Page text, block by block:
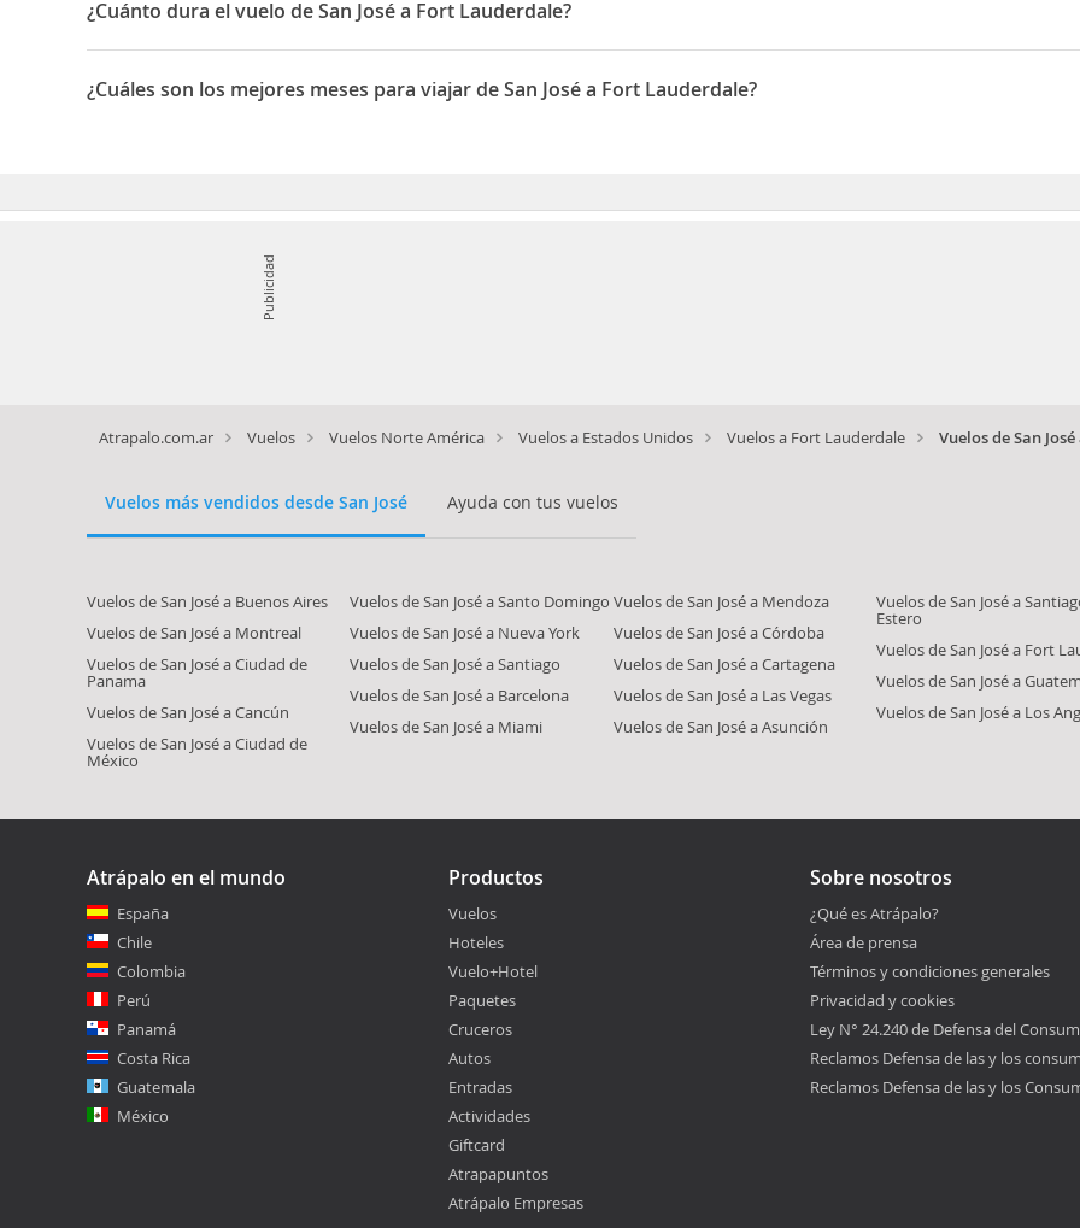
¿Cuánto dura el vuelo de San José a Fort Lauderdale?
La duración media para viajar entre San José y Fort Lauderdale es 02:49
¿Cuáles son los mejores meses para viajar de San José a Fort Lauderdale?
Publicidad
Atrapalo.com.ar Vuelos Vuelos Norte América Vuelos a Estados Unidos Vuelos a Fort Lauderdale Vuelos de San
Vuelos más vendidos desde San José Ayuda con tus vuelos
Vuelos de San José a Buenos Aires
Vuelos de San José a Montreal
Vuelos de San José a Ciudad de
Panama
Vuelos de San José a Cancún
Vuelos de San José a Ciudad de
México
Vuelos de San José a Santo Domingo
Vuelos de San José a Nueva York
Vuelos de San José a Santiago
Vuelos de San José a Barcelona
Vuelos de San José a Miami
Vuelos de San José a Mendoza
Vuelos de San José a Córdoba
Vuelos de San José a Cartagena
Vuelos de San José a Las Vegas
Vuelos de San José a Asunción
Vuelos de San José a
Estero
Vuelos de San José a Fort
Vuelos de San José a
Vuelos de San José a Los
Atrápalo en el mundo
España
Chile
Colombia
Perú
Panamá
Costa Rica
Guatemala
México
Productos
Vuelos
Hoteles
Vuelo+Hotel
Paquetes
Cruceros
Autos
Entradas
Actividades
Giftcard
Atrapapuntos
Atrápalo Empresas
Sobre nosotros
¿Qué es Atrápalo?
Área de prensa
Términos y condiciones generales
Privacidad y cookies
Ley N° 24.240 de Defensa del
Reclamos Defensa de las y los
Reclamos Defensa de las y los